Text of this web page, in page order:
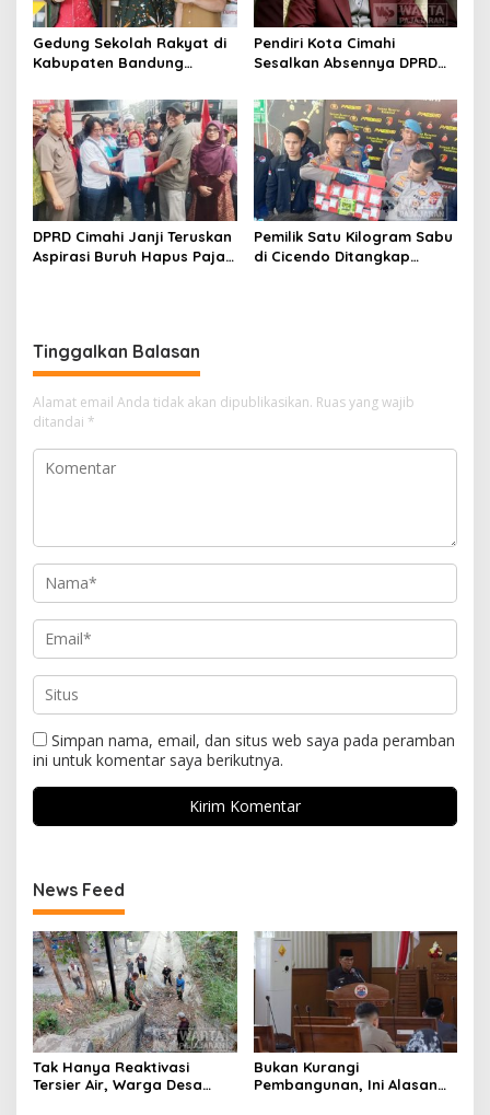
Gedung Sekolah Rakyat di
Kabupaten Bandung
Siap Tampung Dua Ribu
Siswa
Pendiri Kota Cimahi
Sesalkan Absennya DPRD
Rebranding RSUD Cibabat
DPRD Cimahi Janji Teruskan
Aspirasi Buruh Hapus Pajak
Pemilik Satu Kilogram Sabu
di Cicendo Ditangkap
Tinggalkan Balasan
Alamat email Anda tidak akan dipublikasikan. Ruas yang wajib
ditandai *
Simpan nama, email, dan situs web saya pada peramban
ini untuk komentar saya berikutnya.
News Feed
Tak Hanya Reaktivasi
Tersier Air, Warga Desa
Bukan Kurangi
Pembangunan, Ini Alasan